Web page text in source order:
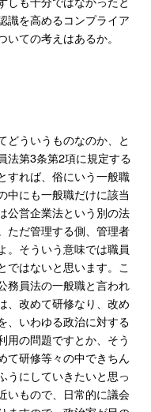
識を高めるコンプライア
ての考えはあるか。
ういうものなのか、と
法第3条第2項に規定する
すれば、俗にいう一般職
中にも一般職だけに該当
公営企業法という別の法
ただ管理する側、管理者
。そういう意味では職員
ではないと思います。こ
務員法の一般職と言われ
、改めて研修なり、改め
、いわゆる政治に対する
用の問題ですとか、そう
て研修等々の中できちん
うにしていきたいと思っ
いもので、日常的に議会